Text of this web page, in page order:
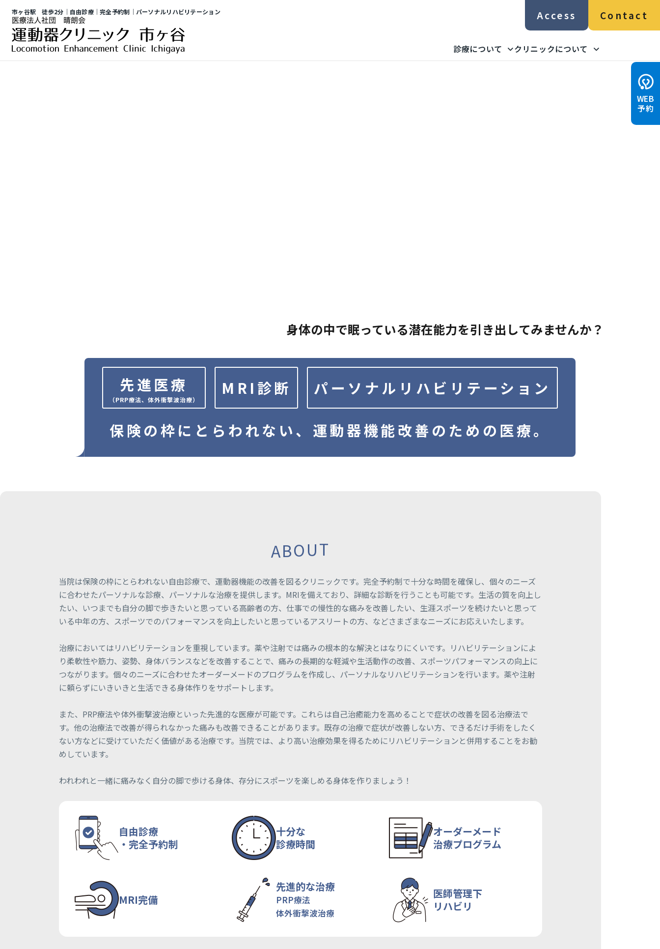
市ヶ谷駅 徒歩2分｜自由診療｜完全予約制｜ パーソナルリハビリテーション Access Contact
診療について クリニックについて
WEB
予約
身体の中で眠っている潜在能力を引き出してみませんか？
先進医療
（PRP療法、体外衝撃波治療）
MRI診断 パーソナルリハビリテーション
保険の枠にとらわれない、 運動器機能改善のための医療。
ABOUT
当院は保険の枠にとらわれない自由診療で、運動器機能の改善を図るクリニックです。完全予約制で十分な時間を確保し、個々のニーズ
に合わせたパーソナルな診療、パーソナルな治療を提供します。MRIを備えており、詳細な診断を行うことも可能です。生活の質を向上し
たい、いつまでも自分の脚で歩きたいと思っている高齢者の方、仕事での慢性的な痛みを改善したい、生涯スポーツを続けたいと思って
いる中年の方、スポーツでのパフォーマンスを向上したいと思っているアスリートの方、などさまざまなニーズにお応えいたします。
治療においてはリハビリテーションを重視しています。薬や注射では痛みの根本的な解決とはなりにくいです。リハビリテーションによ
り柔軟性や筋力、姿勢、身体バランスなどを改善することで、痛みの長期的な軽減や生活動作の改善、スポーツパフォーマンスの向上に
つながります。個々のニーズに合わせたオーダーメードのプログラムを作成し、パーソナルなリハビリテーションを行います。薬や注射
に頼らずにいきいきと生活できる身体作りをサポートします。
また、PRP療法や体外衝撃波治療といった先進的な医療が可能です。これらは自己治癒能力を高めることで症状の改善を図る治療法で
す。他の治療法で改善が得られなかった痛みも改善できることがあります。既存の治療で症状が改善しない方、できるだけ手術をしたく
ない方などに受けていただく価値がある治療です。当院では、より高い治療効果を得るためにリハビリテーションと併用することをお勧
めしています。
​われわれと一緒に痛みなく自分の脚で歩ける身体、存分にスポーツを楽しめる身体を作りましょう！
自由診療
・完全予約制
十分な
診療時間
オーダーメード
治療プログラム
MRI完備
先進的な治療
PRP療法
体外衝撃波治療
医師管理下
リハビリ